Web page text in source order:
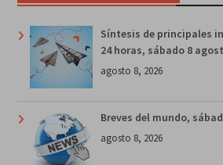
Síntesis de principales
24 horas, sábado 8
agosto 8, 2026
Breves del mundo,
agosto 8, 2026